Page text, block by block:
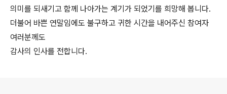
의미를 되새기고 함께 나아가는 계기가 되었기를 희망해 봅니다.
더불어 바쁜 연말임에도 불구하고 귀한 시간을 내어주신 참여자
여러분께도
감사의 인사를 전합니다.